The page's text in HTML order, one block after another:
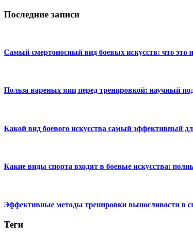
Последние записи
Самый смертоносный вид боевых искусств: что это
Польза вареных яиц перед тренировкой: научный
Какой вид боевого искусства самый эффективный
Какие виды спорта входят в боевые искусства:
Эффективные методы тренировки выносливости в
Теги